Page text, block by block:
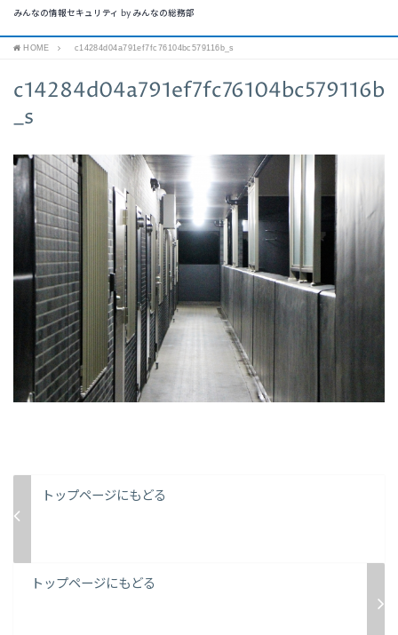
みんなの情報セキュリティ by みんなの総務部
HOME c14284d04a791ef7fc76104bc579116b_s
c14284d04a791ef7fc76104bc579116b
_s
トップページにもどる
トップページにもどる